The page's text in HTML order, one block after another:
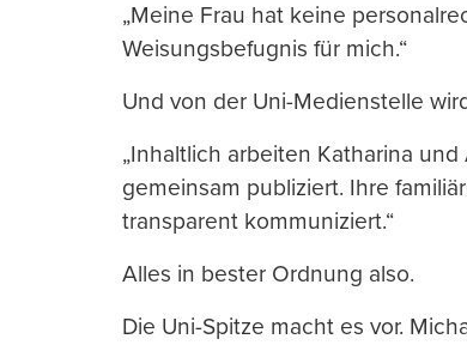
„Meine Frau hat keine
Weisungsbefugnis für mich.“
Und von der Uni-Medienstelle
„Inhaltlich arbeiten Katharina
gemeinsam publiziert. Ihre
transparent kommuniziert.“
Alles in bester Ordnung also.
Die Uni-Spitze macht es vor.